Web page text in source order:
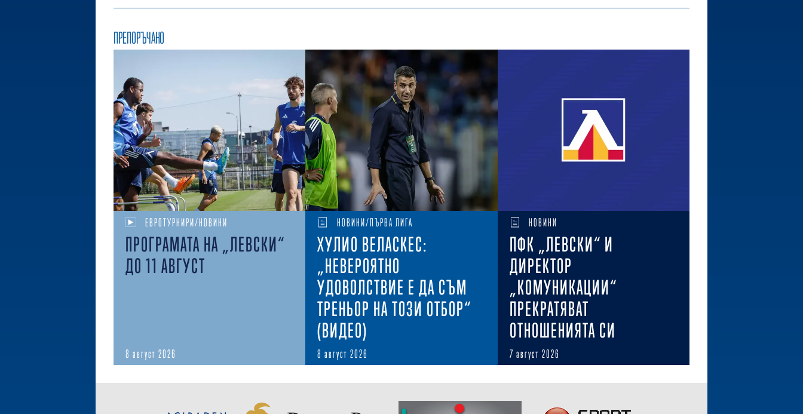
ПРЕПОРЪЧАНО
ЕВРОТУРНИРИ/НОВИНИ
ПРОГРАМАТА НА „ЛЕВСКИ“
ДО 11 АВГУСТ
8 август 2026
НОВИНИ/ПЪРВА ЛИГА
ХУЛИО ВЕЛАСКЕС:
„НЕВЕРОЯТНО
УДОВОЛСТВИЕ Е ДА СЪМ
ТРЕНЬОР НА ТОЗИ ОТБОР“
(ВИДЕО)
8 август 2026
НОВИНИ
ПФК „ЛЕВСКИ“ И
ДИРЕКТОР
„КОМУНИКАЦИИ“
ПРЕКРАТЯВАТ
ОТНОШЕНИЯТА СИ
7 август 2026